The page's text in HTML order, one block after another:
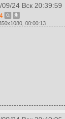
09/24 Вск 20:39:59
00:00:13